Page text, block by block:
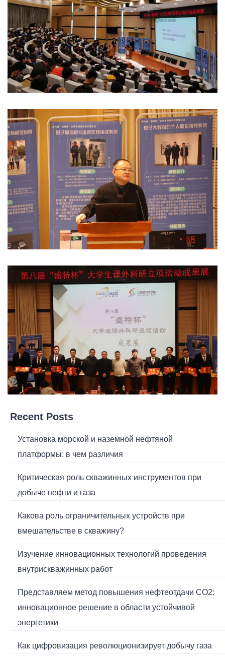
Recent Posts
Установка морской и наземной нефтяной
платформы: в чем различия
Критическая роль скважинных инструментов при
добыче нефти и газа
Какова роль ограничительных устройств при
вмешательстве в скважину?
Изучение инновационных технологий проведения
внутрискважинных работ
Представляем метод повышения нефтеотдачи CO2:
инновационное решение в области устойчивой
энергетики
Как цифровизация революционизирует добычу газа